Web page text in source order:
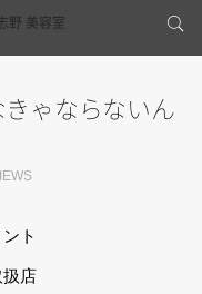
ゃならないん
ト
扱店